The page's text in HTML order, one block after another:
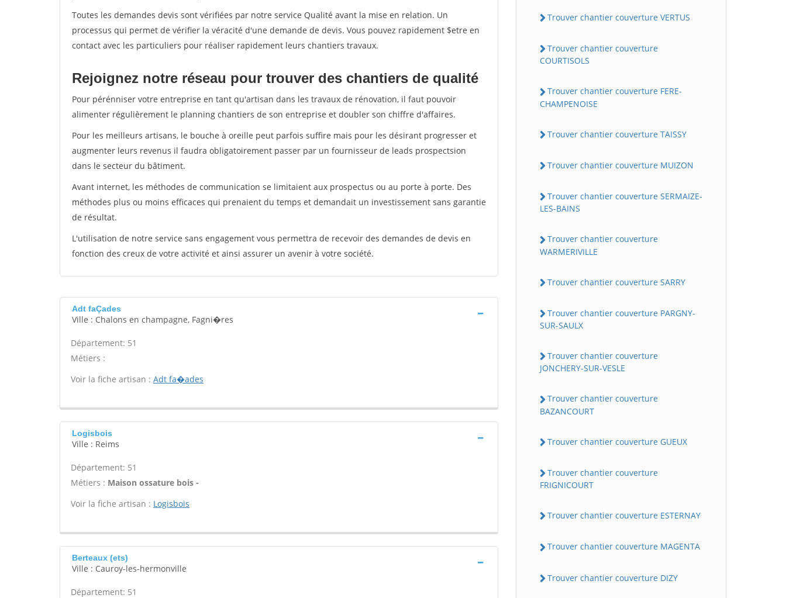
Toutes les demandes devis sont vérifiées par notre service Qualité avant la mise en relation. Un
processus qui permet de vérifier la véracité d'une demande de devis. Vous pouvez rapidement $etre en
contact avec les particuliers pour réaliser rapidement leurs chantiers travaux.
Rejoignez notre réseau pour trouver des chantiers de qualité
Pour pérénniser votre entreprise en tant qu'artisan dans les travaux de rénovation, il faut pouvoir
alimenter régulièrement le planning chantiers de son entreprise et doubler son chiffre d'affaires.
Pour les meilleurs artisans, le bouche à oreille peut parfois suffire mais pour les désirant progresser et
augmenter leurs revenus il faudra obligatoirement passer par un fournisseur de leads prospectsion
dans le secteur du bâtiment.
Avant internet, les méthodes de communication se limitaient aux prospectus ou au porte à porte. Des
méthodes plus ou moins efficaces qui prenaient du temps et demandait un investissement sans garantie
de résultat.
L'utilisation de notre service sans engagement vous permettra de recevoir des demandes de devis en
fonction des creux de votre activité et ainsi assurer un avenir à votre société.
Adt faÇades
Ville : Chalons en champagne, Fagni�res
Département: 51
Métiers :
Voir la fiche artisan : Adt fa�ades
Logisbois
Ville : Reims
Département: 51
Métiers : Maison ossature bois -
Voir la fiche artisan : Logisbois
Berteaux (ets)
Ville : Cauroy-les-hermonville
Département: 51
Trouver chantier couverture VERTUS
Trouver chantier couverture
COURTISOLS
Trouver chantier couverture FERE-
CHAMPENOISE
Trouver chantier couverture TAISSY
Trouver chantier couverture MUIZON
Trouver chantier couverture SERMAIZE-
LES-BAINS
Trouver chantier couverture
WARMERIVILLE
Trouver chantier couverture SARRY
Trouver chantier couverture PARGNY-
SUR-SAULX
Trouver chantier couverture
JONCHERY-SUR-VESLE
Trouver chantier couverture
BAZANCOURT
Trouver chantier couverture GUEUX
Trouver chantier couverture
FRIGNICOURT
Trouver chantier couverture ESTERNAY
Trouver chantier couverture MAGENTA
Trouver chantier couverture DIZY